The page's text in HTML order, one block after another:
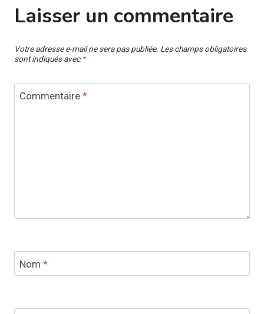
Laisser un commentaire
Votre adresse e-mail ne sera pas publiée. Les champs obligatoires
sont indiqués avec *
Commentaire *
Nom *